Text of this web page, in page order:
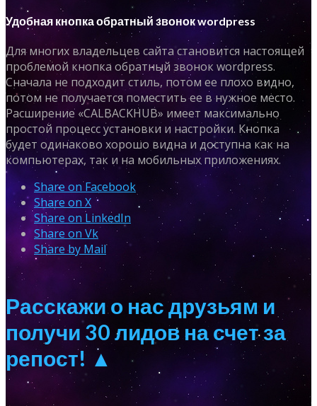
Удобная кнопка обратный звонок wordpress
Для многих владельцев сайта становится настоящей
проблемой кнопка обратный звонок wordpress.
Сначала не подходит стиль, потом ее плохо видно,
потом не получается поместить ее в нужное место.
Расширение «CALBACKHUB» имеет максимально
простой процесс установки и настройки. Кнопка
будет одинаково хорошо видна и доступна как на
компьютерах, так и на мобильных приложениях.
Share on Facebook
Share on X
Share on LinkedIn
Share on Vk
Share by Mail
Расскажи о нас друзьям и
получи 30 лидов на счет за
репост! ▲